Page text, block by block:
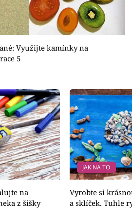
Využijte kamínky na
5
na
z šišky
JAK NA TO
Vyrobte si
a sklíček. Tuhle